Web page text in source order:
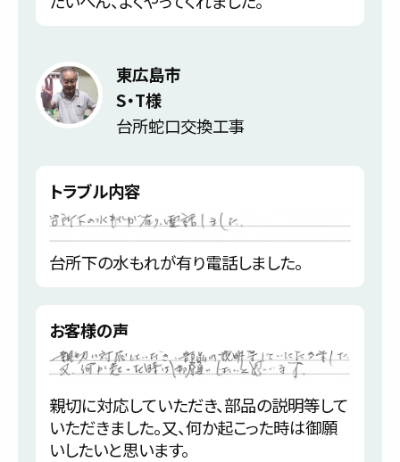
東広島市
S・T様
台所蛇口交換工事
トラブル内容
台所下の水もれが有り電話しました。
お客様の声
親切に対応していただき、部品の説明等して
いただきました。又、何か起こった時は御願
いしたいと思います。